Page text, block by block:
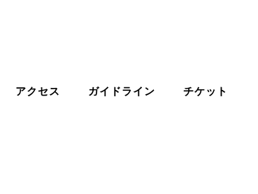
アクセス ガイドライン チケット